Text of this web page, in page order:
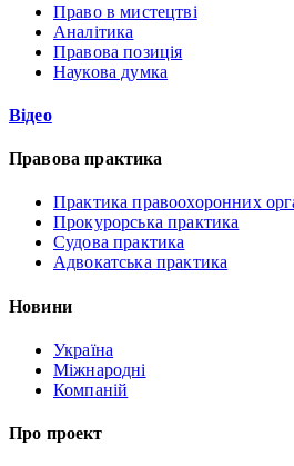
Право в мистецтві
Аналітика
Правова позиція
Наукова думка
Відео
Правова практика
Практика правоохоронних
Прокурорська практика
Судова практика
Адвокатська практика
Новини
Україна
Міжнародні
Компаній
Про проект